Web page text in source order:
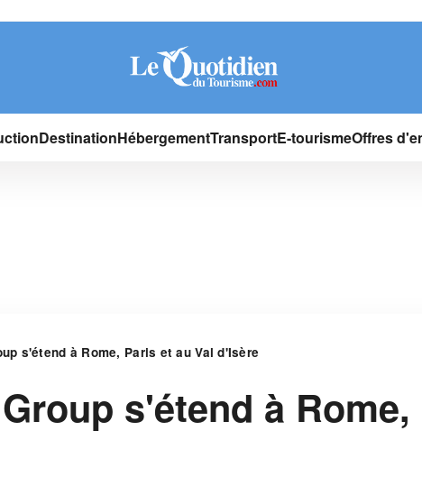
DestinationHébergementTransportE-tourismeOffres
s'étend à Rome, Paris et au Val d'Isère
s'étend à